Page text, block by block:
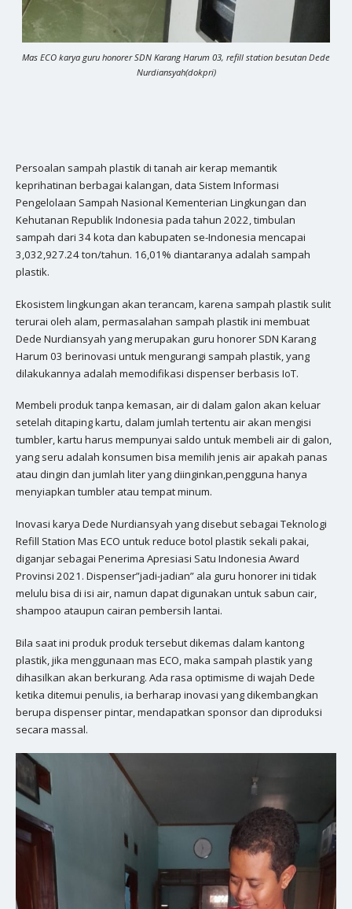
Mas ECO karya guru honorer SDN Karang Harum 03, refill station besutan Dede
Nurdiansyah(dokpri)
Persoalan sampah plastik di tanah air kerap memantik
keprihatinan berbagai kalangan, data Sistem Informasi
Pengelolaan Sampah Nasional Kementerian Lingkungan dan
Kehutanan Republik Indonesia pada tahun 2022, timbulan
sampah dari 34 kota dan kabupaten se-Indonesia mencapai
3,032,927.24 ton/tahun. 16,01% diantaranya adalah sampah
plastik.
Ekosistem lingkungan akan terancam, karena sampah plastik sulit
terurai oleh alam, permasalahan sampah plastik ini membuat
Dede Nurdiansyah yang merupakan guru honorer SDN Karang
Harum 03 berinovasi untuk mengurangi sampah plastik, yang
dilakukannya adalah memodifikasi dispenser berbasis IoT.
Membeli produk tanpa kemasan, air di dalam galon akan keluar
setelah ditaping kartu, dalam jumlah tertentu air akan mengisi
tumbler, kartu harus mempunyai saldo untuk membeli air di galon,
yang seru adalah konsumen bisa memilih jenis air apakah panas
atau dingin dan jumlah liter yang diinginkan,pengguna hanya
menyiapkan tumbler atau tempat minum.
Inovasi karya Dede Nurdiansyah yang disebut sebagai Teknologi
Refill Station Mas ECO untuk reduce botol plastik sekali pakai,
diganjar sebagai Penerima Apresiasi Satu Indonesia Award
Provinsi 2021. Dispenser”jadi-jadian” ala guru honorer ini tidak
melulu bisa di isi air, namun dapat digunakan untuk sabun cair,
shampoo ataupun cairan pembersih lantai.
Bila saat ini produk produk tersebut dikemas dalam kantong
plastik, jika menggunaan mas ECO, maka sampah plastik yang
dihasilkan akan berkurang. Ada rasa optimisme di wajah Dede
ketika ditemui penulis, ia berharap inovasi yang dikembangkan
berupa dispenser pintar, mendapatkan sponsor dan diproduksi
secara massal.